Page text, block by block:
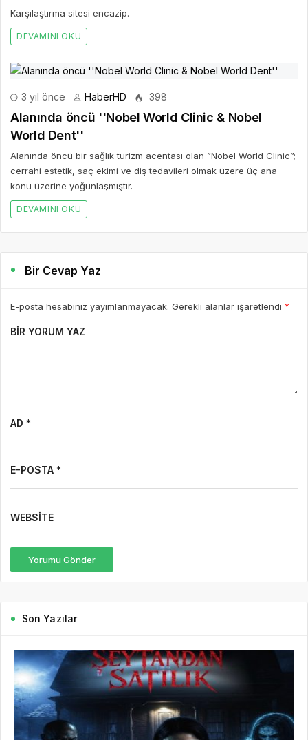
Karşılaştırma sitesi encazip.
DEVAMINI OKU
3 yıl önce HaberHD 398
Alanında öncü ''Nobel World Clinic & Nobel
World Dent''
Alanında öncü bir sağlık turizm acentası olan ”Nobel World Clinic”;
cerrahi estetik, saç ekimi ve diş tedavileri olmak üzere üç ana
konu üzerine yoğunlaşmıştır.
DEVAMINI OKU
Bir Cevap Yaz
E-posta hesabınız yayımlanmayacak. Gerekli alanlar işaretlendi *
BIR YORUM YAZ
AD *
E-POSTA *
WEBSITE
Yorumu Gönder
Son Yazılar